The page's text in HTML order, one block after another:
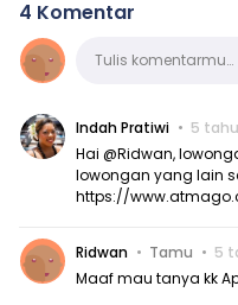
4 Komentar
KomentarTulis komentarmu…
Indah Pratiwi
5
Hai @Ridwan,
lowongan yang lain
https://
Ridwan Tamu
5
Maaf mau tanya kk